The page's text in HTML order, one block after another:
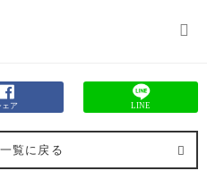
ェア LINE
覧に戻る